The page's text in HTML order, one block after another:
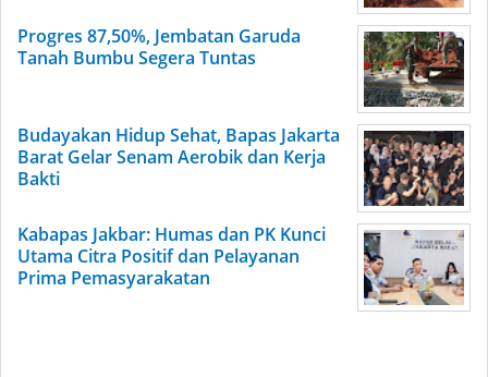
Progres 87,50%, Jembatan Garuda
Tanah Bumbu Segera Tuntas
Budayakan Hidup Sehat, Bapas Jakarta
Barat Gelar Senam Aerobik dan Kerja
Bakti
Kabapas Jakbar: Humas dan PK Kunci
Utama Citra Positif dan Pelayanan
Prima Pemasyarakatan